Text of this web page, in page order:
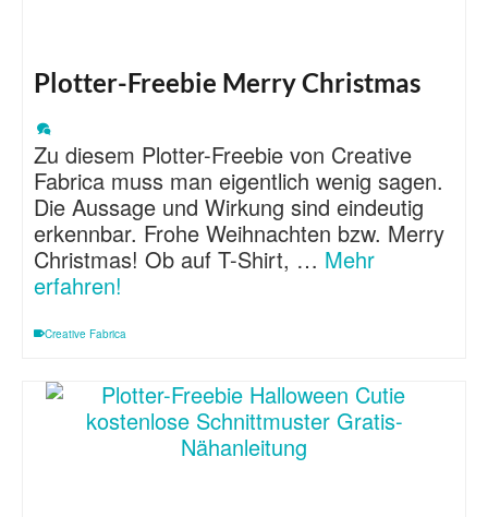
Plotter-Freebie Merry Christmas
Zu diesem Plotter-Freebie von Creative
Fabrica muss man eigentlich wenig sagen.
Die Aussage und Wirkung sind eindeutig
erkennbar. Frohe Weihnachten bzw. Merry
Christmas! Ob auf T-Shirt, … Mehr
erfahren!
Creative Fabrica